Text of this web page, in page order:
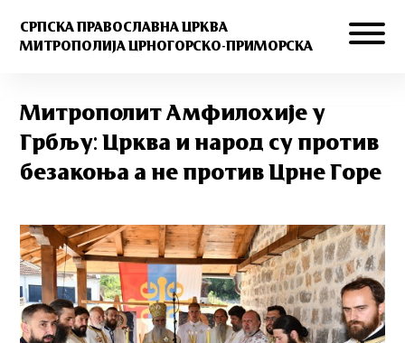
СРПСКА ПРАВОСЛАВНА ЦРКВА
МИТРОПОЛИЈА ЦРНОГОРСКО-ПРИМОРСКА
Митрополит Амфилохије у
Грбљу: Црква и народ су против
безакоња а не против Црне Горе